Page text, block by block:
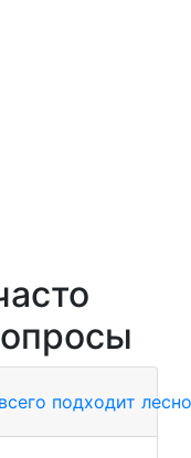
подходит